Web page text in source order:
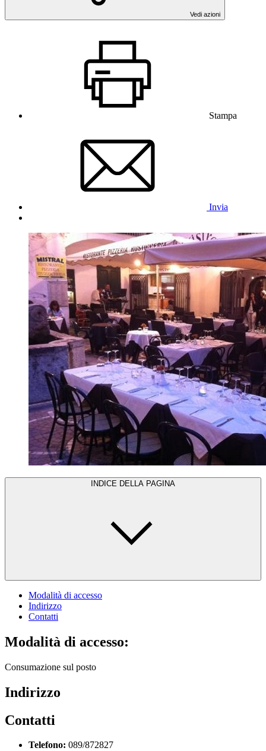
Vedi azioni
Stampa
Invia
INDICE DELLA PAGINA
Modalità di accesso
Indirizzo
Contatti
Modalità di accesso:
Consumazione sul posto
Indirizzo
Contatti
Telefono: 089/872827